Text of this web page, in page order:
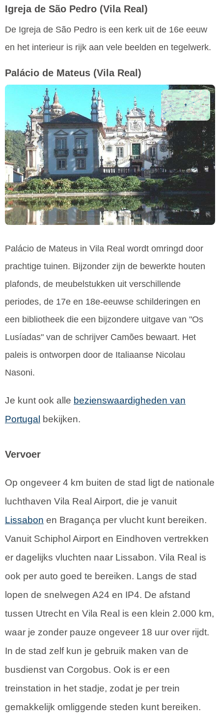
Igreja de São Pedro (Vila Real)
De Igreja de São Pedro is een kerk uit de 16e eeuw
en het interieur is rijk aan vele beelden en tegelwerk.
Palácio de Mateus (Vila Real)
Palácio de Mateus in Vila Real wordt omringd door
prachtige tuinen. Bijzonder zijn de bewerkte houten
plafonds, de meubelstukken uit verschillende
periodes, de 17e en 18e-eeuwse schilderingen en
een bibliotheek die een bijzondere uitgave van "Os
Lusíadas" van de schrijver Camões bewaart. Het
paleis is ontworpen door de Italiaanse Nicolau
Nasoni.
Je kunt ook alle bezienswaardigheden van
Portugal bekijken.
Vervoer
Op ongeveer 4 km buiten de stad ligt de nationale
luchthaven Vila Real Airport, die je vanuit
Lissabon en Bragança per vlucht kunt bereiken.
Vanuit Schiphol Airport en Eindhoven vertrekken
er dagelijks vluchten naar Lissabon. Vila Real is
ook per auto goed te bereiken. Langs de stad
lopen de snelwegen A24 en IP4. De afstand
tussen Utrecht en Vila Real is een klein 2.000 km,
waar je zonder pauze ongeveer 18 uur over rijdt.
In de stad zelf kun je gebruik maken van de
busdienst van Corgobus. Ook is er een
treinstation in het stadje, zodat je per trein
gemakkelijk omliggende steden kunt bereiken.